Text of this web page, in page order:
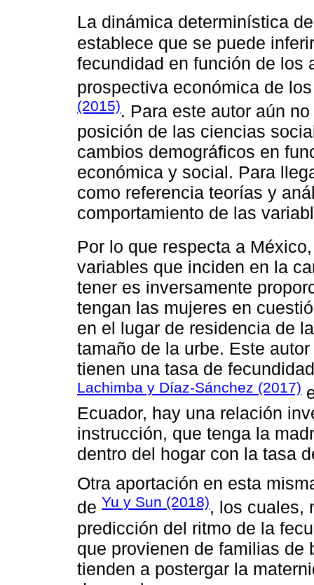
La dinámica determinística
establece que se puede
fecundidad en función de los
prospectiva económica de
(2015). Para este autor aún
posición de las ciencias
cambios demográficos en
económica y social. Para
como referencia teorías y
comportamiento de las
Por lo que respecta a
variables que inciden en la
tener es inversamente
tengan las mujeres en
en el lugar de residencia de
tamaño de la urbe. Este
tienen una tasa de
Lachimba y Díaz-Sánchez (2017)
Ecuador, hay una relación
instrucción, que tenga la
dentro del hogar con la tasa
Otra aportación en esta
de Yu y Sun (2018), los cuales,
predicción del ritmo de la
que provienen de familias de
tienden a postergar la